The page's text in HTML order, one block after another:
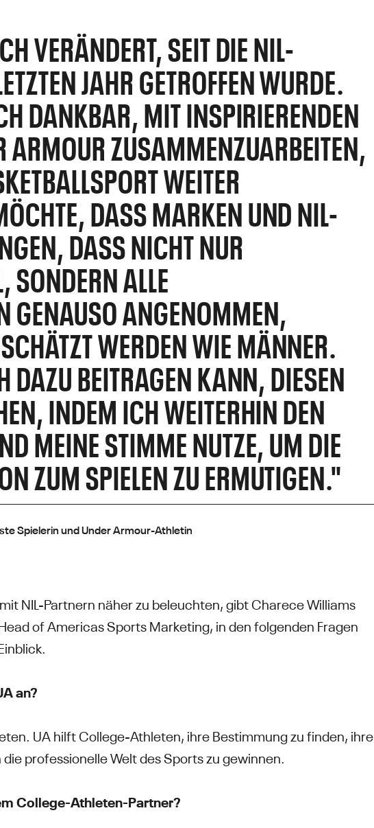
VERÄNDERT, SEIT DIE NIL-
JAHR GETROFFEN WURDE.
DANKBAR, MIT INSPIRIERENDEN
ARMOUR ZUSAMMENZUARBEITEN,
WEITER
DASS MARKEN UND NIL-
DASS NICHT NUR
SONDERN ALLE
GENAUSO ANGENOMMEN,
WERDEN WIE MÄNNER.
DAZU BEITRAGEN KANN, DIESEN
INDEM ICH WEITERHIN DEN
MEINE STIMME NUTZE, UM DIE
ZUM SPIELEN ZU ERMUTIGEN."
Spielerin und Under Armour-Athletin
NIL-Partnern näher zu beleuchten, gibt Charece Williams
of Americas Sports Marketing, in den folgenden Fragen
an?
UA hilft College-Athleten, ihre Bestimmung zu finden, ihre
professionelle Welt des Sports zu gewinnen.
College-Athleten-Partner?